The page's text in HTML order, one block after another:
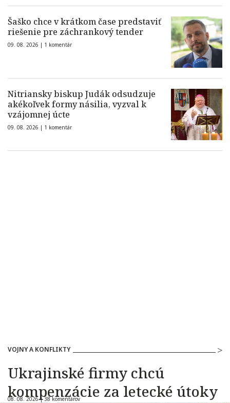
Šaško chce v krátkom čase predstaviť
riešenie pre záchrankový tender
09. 08. 2026 | 1 komentár
Nitriansky biskup Judák odsudzuje
akékoľvek formy násilia, vyzval k
vzájomnej úcte
09. 08. 2026 | 1 komentár
VOJNY A KONFLIKTY
Ukrajinské firmy chcú
kompenzácie za letecké útoky
08. 08. 2026 |38 komentárov